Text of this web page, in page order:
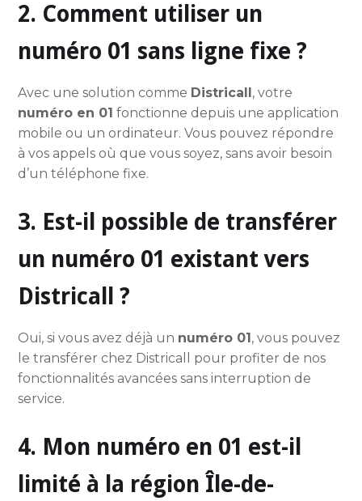
2. Comment utiliser un
numéro 01 sans ligne fixe ?
Avec une solution comme Districall , votre
numéro en 01 fonctionne depuis une application
mobile ou un ordinateur. Vous pouvez répondre
à vos appels où que vous soyez, sans avoir besoin
d’un téléphone fixe.
3. Est-il possible de transférer
un numéro 01 existant vers
Districall ?
Oui, si vous avez déjà un numéro 01 , vous pouvez
le transférer chez Districall pour profiter de nos
fonctionnalités avancées sans interruption de
service.
4. Mon numéro en 01 est-il
limité à la région Île-de-